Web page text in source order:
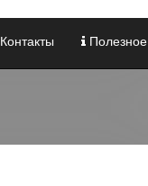
Контакты Полезное